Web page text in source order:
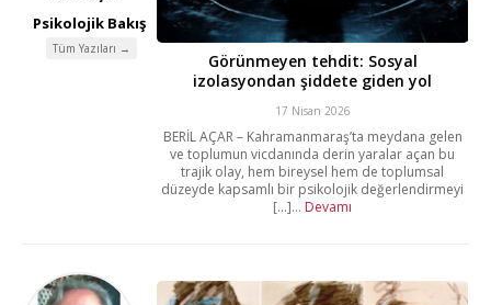
Psikolojik Bakış
Tüm Yazıları →
Görünmeyen tehdit: Sosyal
izolasyondan şiddete giden yol
17 Nisan 2026
BERİL AÇAR – Kahramanmaraş’ta meydana gelen
ve toplumun vicdanında derin yaralar açan bu
trajik olay, hem bireysel hem de toplumsal
düzeyde kapsamlı bir psikolojik değerlendirmeyi
[...]... Devamı